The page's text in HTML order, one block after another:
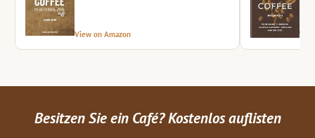
View on Amazon
Besitzen Sie ein Café? Kostenlos auflisten